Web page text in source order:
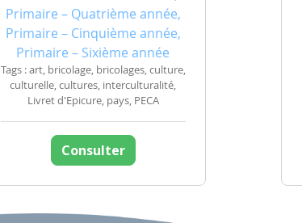
Primaire – Quatrième année,
Primaire – Cinquième année,
Primaire – Sixième année
Tags : art, bricolage, bricolages, culture,
culturelle, cultures, interculturalité,
Livret d'Epicure, pays, PECA
Consulter